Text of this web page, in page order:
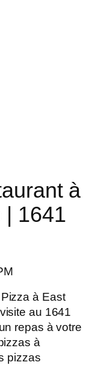
à
| 1641
à East
au 1641
repas à votre
à
pizzas